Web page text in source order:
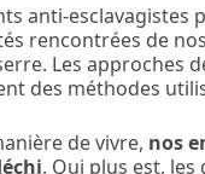
anti-
rencontrées de
Les approches
des méthodes
de vivre, nos
. Qui plus est,